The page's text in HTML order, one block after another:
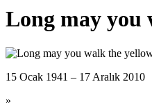
Long may you
15 Ocak 1941 – 17 Aralık 2010
»